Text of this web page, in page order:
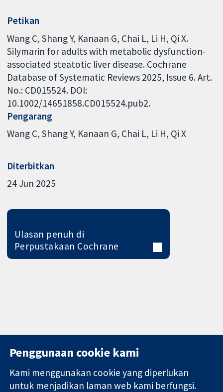
Petikan
Wang C, Shang Y, Kanaan G, Chai L, Li H, Qi X.
Silymarin for adults with metabolic dysfunction-
associated steatotic liver disease. Cochrane
Database of Systematic Reviews 2025, Issue 6. Art.
No.: CD015524. DOI:
10.1002/14651858.CD015524.pub2.
Pengarang
Wang C Shang Y Kanaan G Chai L Li H Qi X
Diterbitkan
24 Jun 2025
Ulasan penuh di
Perpustakaan Cochrane
11-13 Cavendish
Hubungi kita
Penggunaan cookie kami
Kami menggunakan cookie yang diperlukan
untuk menjadikan laman web kami berfungsi.